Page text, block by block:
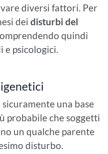
diversi fattori. Per
dei disturbi del
quindi
e psicologici.
sicuramente una base
probabile che soggetti
un qualche parente
disturbo.